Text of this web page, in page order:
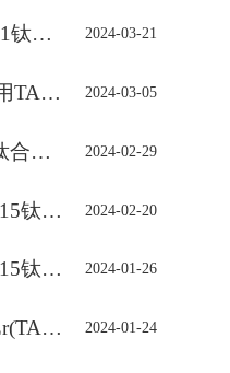
2024-03-21
航空航天工程用TC1钛合金板焊接工艺的应用研究
2024-03-05
飞机结构和发动机用TA15钛合金中板组织与力学性能研究
2024-02-29
热处理温度对TA7钛合金板材组织与力学性能的影响
2024-02-20
等离子电弧增材TA15钛合金板组织与性能研究
2024-01-26
表面处理工艺对TA15钛合金板材弯曲性能的影响
2024-01-24
新型Ti-3Al-2Mo-2Zr(TA24)钛合金板焊接及热处理工艺研究